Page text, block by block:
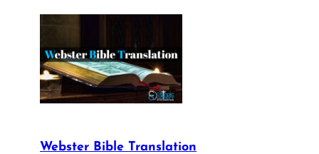
Webster Bible Translation